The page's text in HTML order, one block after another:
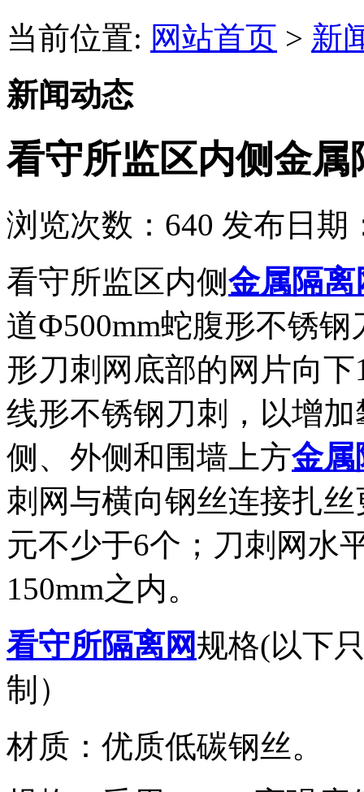
当前位置: 网站首页 > 新
新闻动态
看守所监区内侧金属
浏览次数： 640 发布日期
看守所监区内侧金属隔离
道Ф500mm蛇腹形不锈
形刀刺网底部的网片向
线形不锈钢刀刺，以增
侧、外侧和围墙上方金属
刺网与横向钢丝连接扎
元不少于6个；刀刺网水
150mm之内。
看守所隔离网规格(以下
制）
材质：优质低碳钢丝